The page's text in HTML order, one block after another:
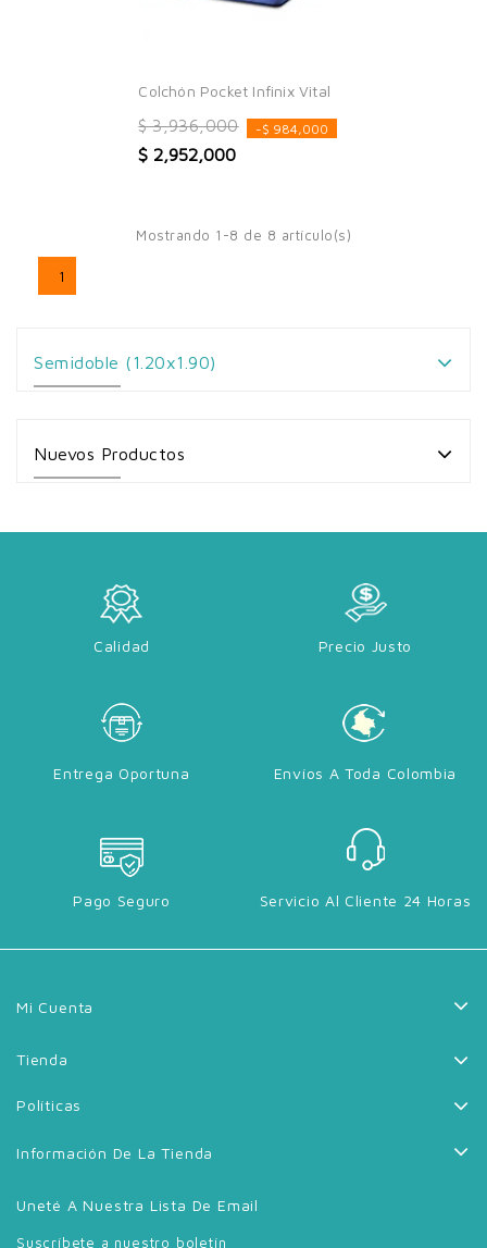
Colchón Pocket Infinix Vital
$ 3,936,000
-$ 984,000
$ 2,952,000
Mostrando 1-8 de 8 artículo(s)
1
Semidoble (1.20x1.90)
Nuevos Productos
Calidad Precio Justo
Entrega Oportuna Envíos A Toda Colombia
Pago Seguro Servicio Al Cliente 24 Horas
Mi Cuenta
Tienda
Políticas
Información De La Tienda
Uneté A Nuestra Lista De Email
Suscríbete a nuestro boletín